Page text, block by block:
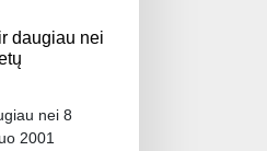
daugiau nei
nei 8
2001